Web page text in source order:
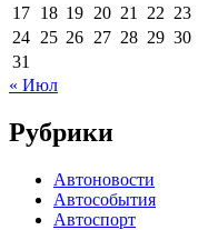
17 18 19 20 21 22 23
24 25 26 27 28 29 30
31
« Июл
Рубрики
Автоновости
Автособытия
Автоспорт